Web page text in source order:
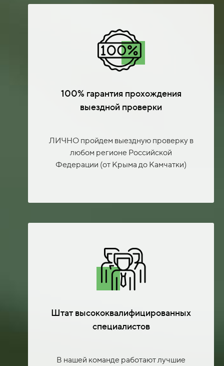
100% гарантия прохождения
выездной проверки
ЛИЧНО пройдем выездную проверку в
любом регионе Российской
Федерации (от Крыма до Камчатки)
Штат высококвалифицированных
специалистов
В нашей команде работают лучшие